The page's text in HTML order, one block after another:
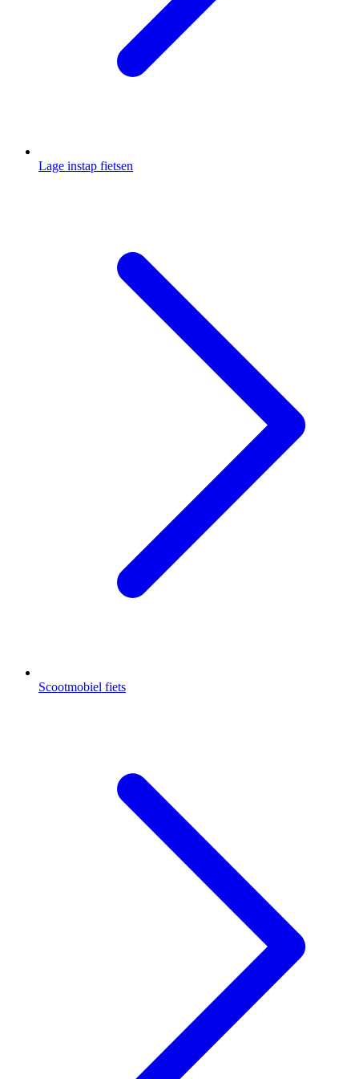
Lage instap fietsen
Scootmobiel fiets